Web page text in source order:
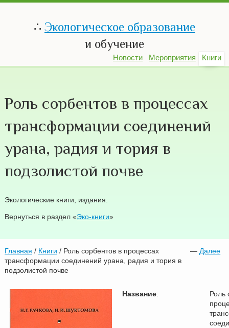
∴ Экологическое образование
и обучение
Новости Мероприятия Книги
Роль сорбентов в процессах
трансформации соединений
урана, радия и тория в
подзолистой почве
Экологические книги, издания.
Вернуться в раздел «Эко-книги»
Главная / —Далее
Книги / Роль сорбентов в процессах
трансформации соединений урана, радия и тория в
подзолистой почве
Название:
Роль